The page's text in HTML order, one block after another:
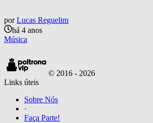
por Lucas Reguelim
há 4 anos
Música
© 2016 - 2026
Links úteis
Sobre Nós
·
Faça Parte!